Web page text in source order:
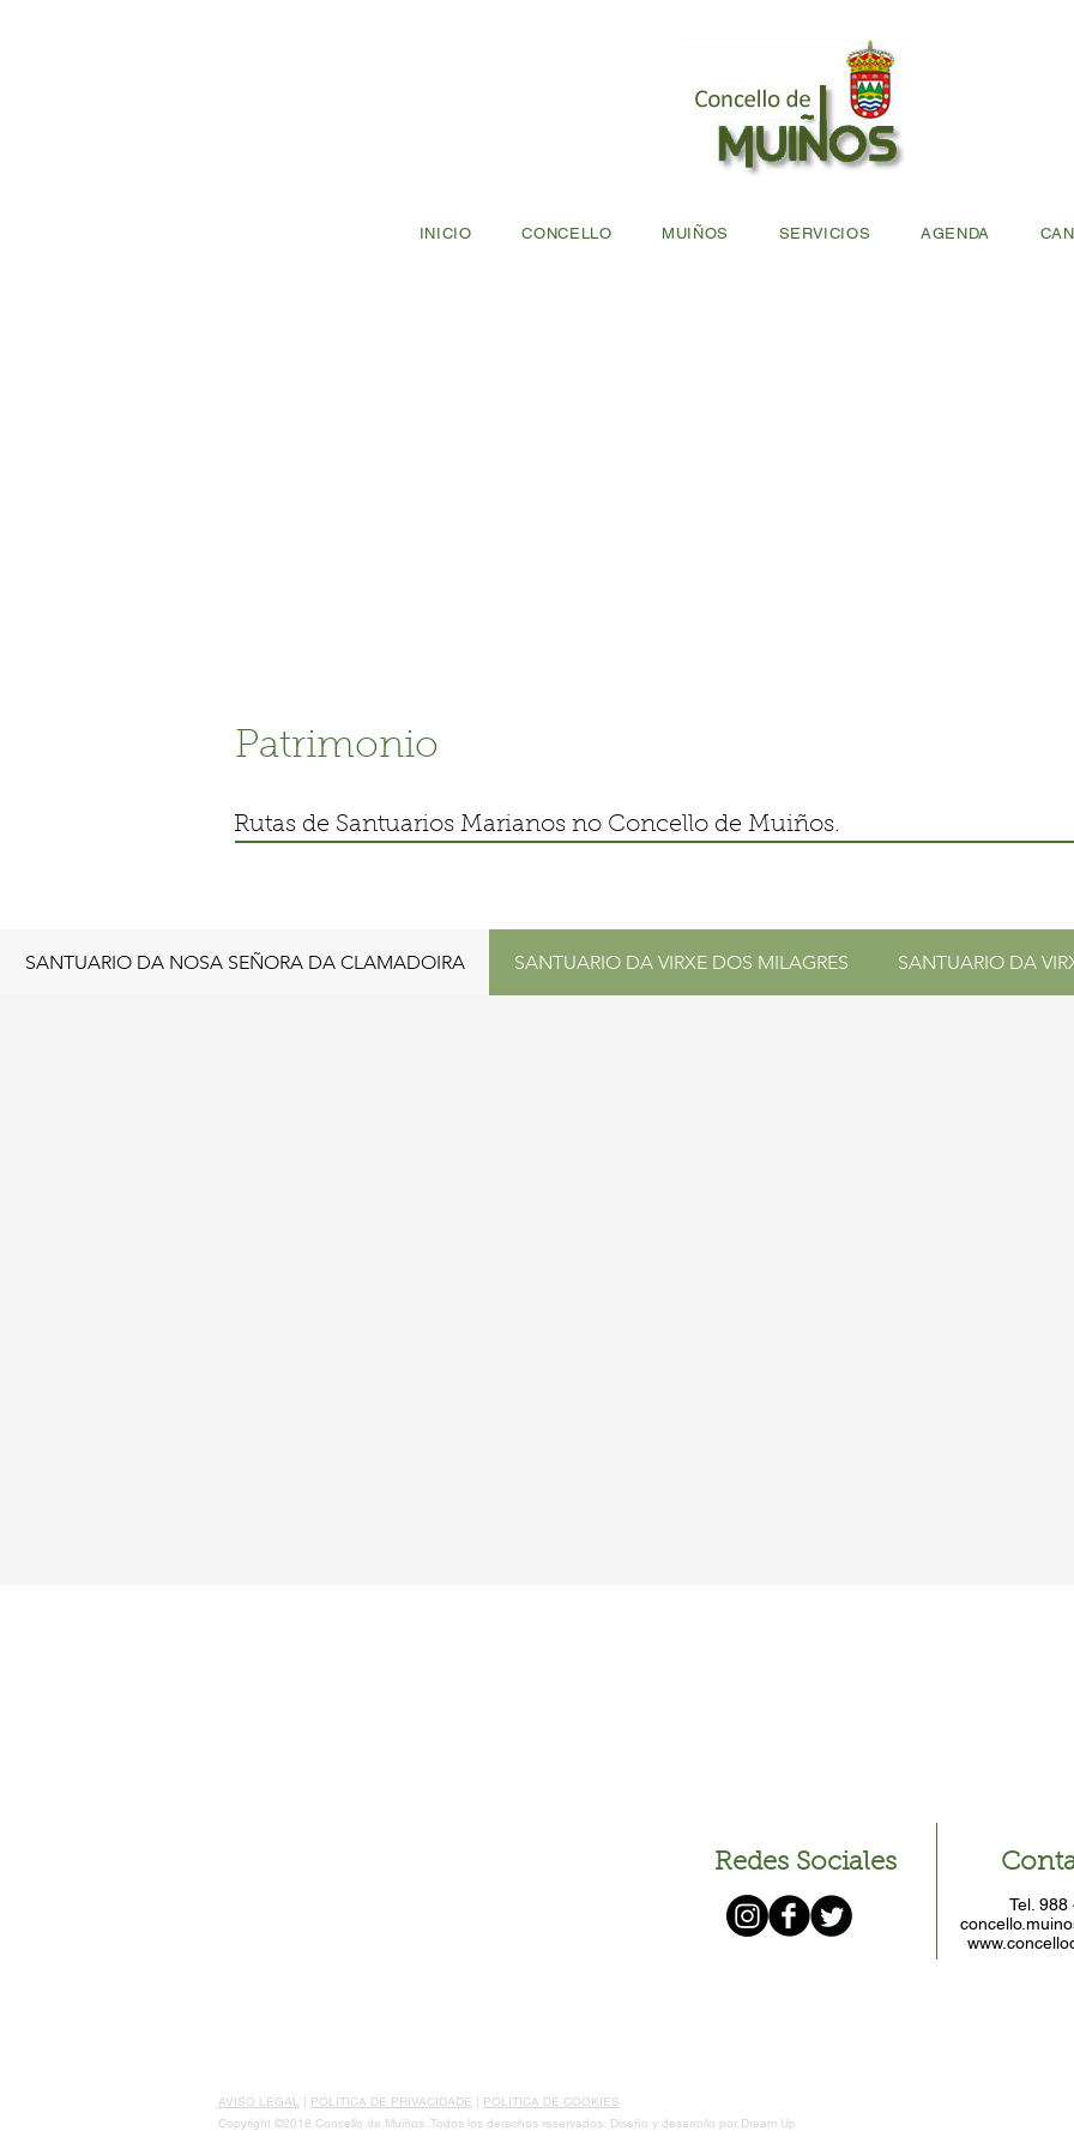
INICIO CONCELLO MUIÑOS SERVICIOS AGENDA
Patrimonio
Rutas de Santuarios Marianos no Concello de Muiños.
SANTUARIO DA NOSA SEÑORA DA CLAMADOIRA SANTUARIO DA VIRXE DOS MILAGRES SANTUARIO DA
Redes Sociales
Tel. 988
AVISO LEGAL | POLITICA DE PRIVACIDADE | POLITICA DE COOKIES
Copyright ©2018 Concello de Muiños. Todos los derechos reservados. Diseño y desarrollo por Dream Up